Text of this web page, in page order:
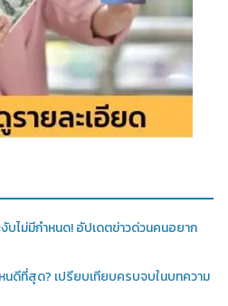
ไม่มีกำหนด! อัปเดตข่าวด่วนคนอยาก
นดีที่สุด? เปรียบเทียบครบจบในบทความ